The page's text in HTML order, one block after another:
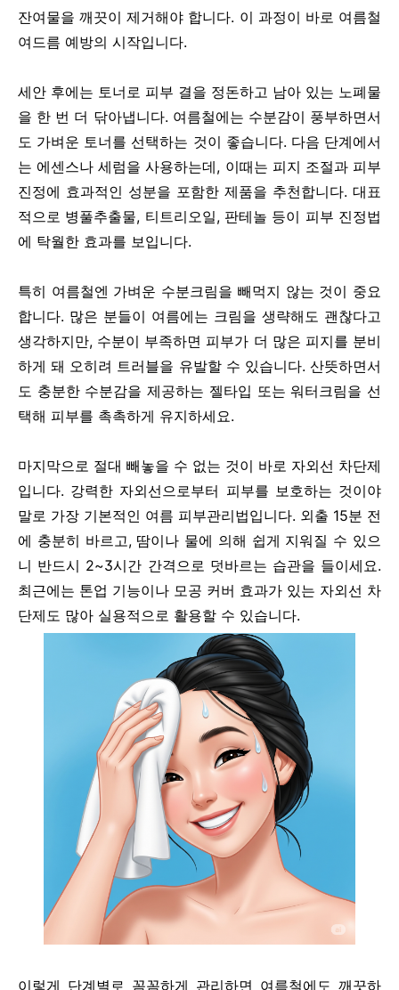
잔여물을 깨끗이 제거해야 합니다. 이 과정이 바로 여름철
여드름 예방의 시작입니다.
세안 후에는 토너로 피부 결을 정돈하고 남아 있는 노폐물
을 한 번 더 닦아냅니다. 여름철에는 수분감이 풍부하면서
도 가벼운 토너를 선택하는 것이 좋습니다. 다음 단계에서
는 에센스나 세럼을 사용하는데, 이때는 피지 조절과 피부
진정에 효과적인 성분을 포함한 제품을 추천합니다. 대표
적으로 병풀추출물, 티트리오일, 판테놀 등이 피부 진정법
에 탁월한 효과를 보입니다.
특히 여름철엔 가벼운 수분크림을 빼먹지 않는 것이 중요
합니다. 많은 분들이 여름에는 크림을 생략해도 괜찮다고
생각하지만, 수분이 부족하면 피부가 더 많은 피지를 분비
하게 돼 오히려 트러블을 유발할 수 있습니다. 산뜻하면서
도 충분한 수분감을 제공하는 젤타입 또는 워터크림을 선
택해 피부를 촉촉하게 유지하세요.
마지막으로 절대 빼놓을 수 없는 것이 바로 자외선 차단제
입니다. 강력한 자외선으로부터 피부를 보호하는 것이야
말로 가장 기본적인 여름 피부관리법입니다. 외출 15분 전
에 충분히 바르고, 땀이나 물에 의해 쉽게 지워질 수 있으
니 반드시 2~3시간 간격으로 덧바르는 습관을 들이세요.
최근에는 톤업 기능이나 모공 커버 효과가 있는 자외선 차
단제도 많아 실용적으로 활용할 수 있습니다.
이렇게 단계별로 꼼꼼하게 관리하면 여름철에도 깨끗하